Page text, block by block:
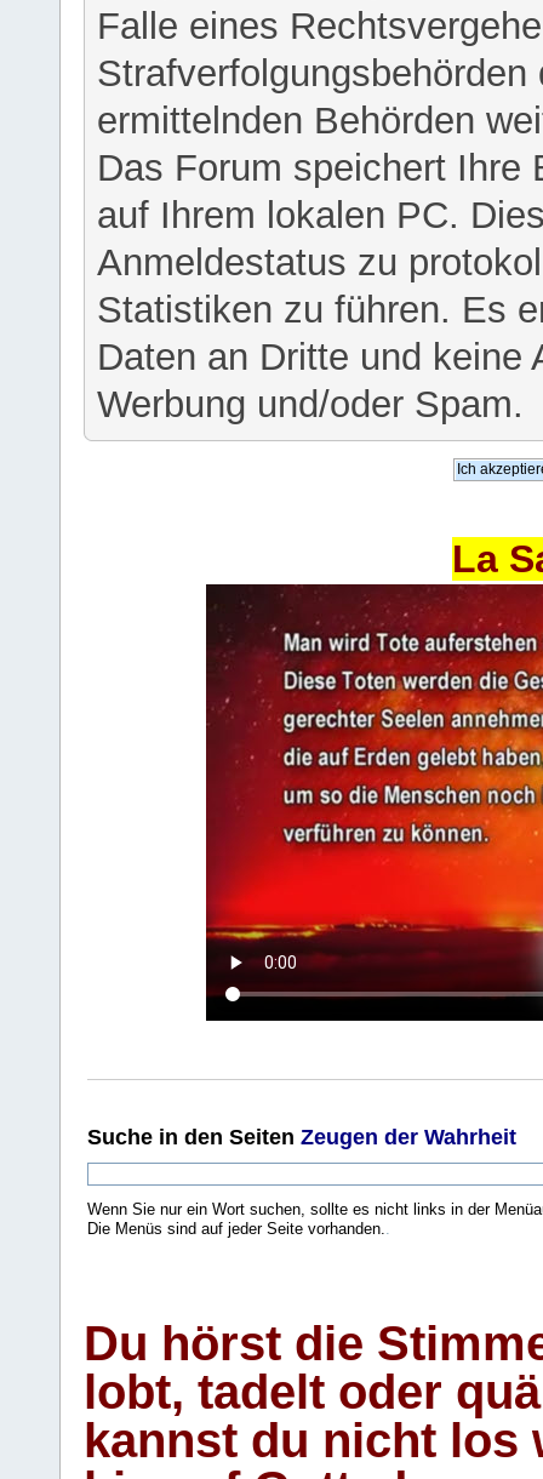
Falle eines
ermittelnden Behörden
Das Forum speichert Ihre
auf Ihrem lokalen PC.
Anmeldestatus zu
Statistiken zu führen. Es
Daten an Dritte und keine
Werbung und/oder Spam.
La
Suche in den Seiten Zeugen der Wahrheit
Wenn Sie nur ein Wort suchen, sollte es nicht links in der
Die Menüs sind auf jeder Seite vorhanden..
Du hörst die
lobt, tadelt oder
kannst du nicht los